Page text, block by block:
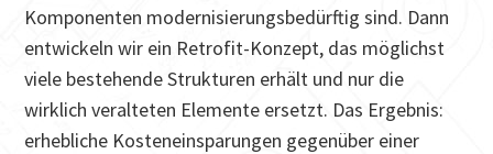
Komponenten modernisierungsbedürftig sind. Dann
entwickeln wir ein Retrofit-Konzept, das möglichst
viele bestehende Strukturen erhält und nur die
wirklich veralteten Elemente ersetzt. Das Ergebnis:
erhebliche Kosteneinsparungen gegenüber einer